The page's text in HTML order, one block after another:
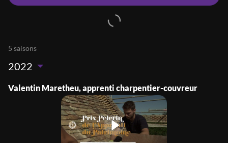
5 saisons
2022
Valentin Maretheu, apprenti charpentier-couvreur